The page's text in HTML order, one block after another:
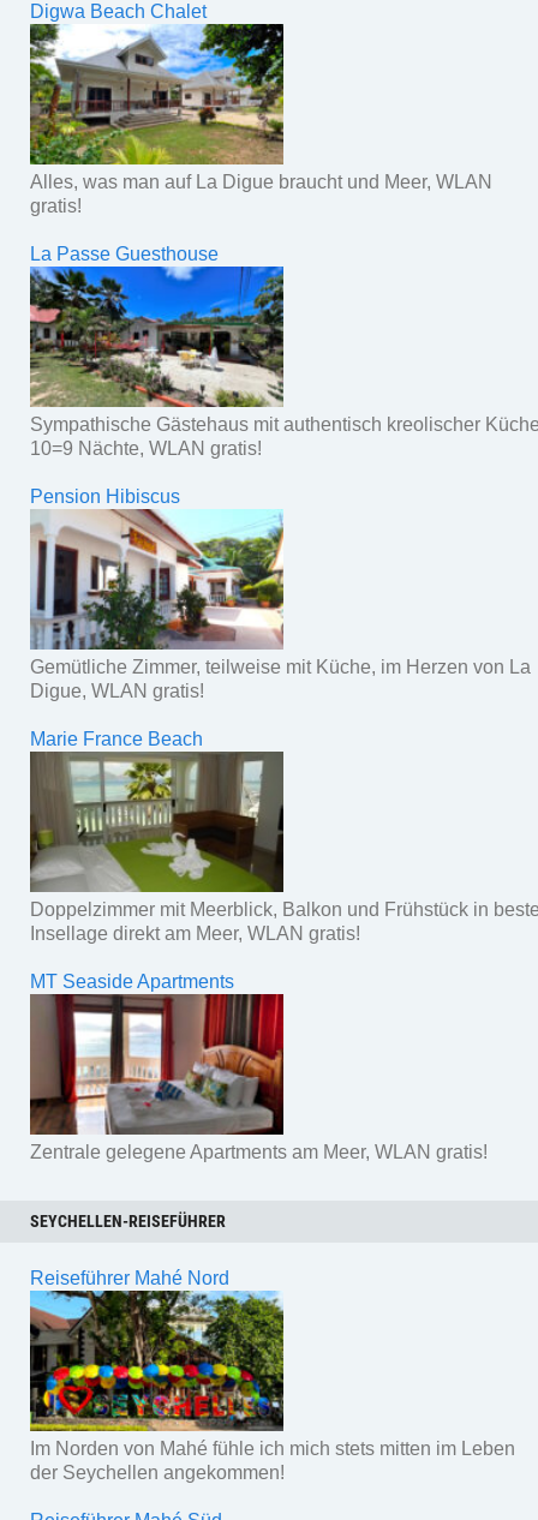
Digwa Beach Chalet
Alles, was man auf La Digue braucht und Meer, WLAN
gratis!
La Passe Guesthouse
Sympathische Gästehaus mit authentisch kreolischer
10=9 Nächte, WLAN gratis!
Pension Hibiscus
Gemütliche Zimmer, teilweise mit Küche, im Herzen von La
Digue, WLAN gratis!
Marie France Beach
Doppelzimmer mit Meerblick, Balkon und Frühstück in
Insellage direkt am Meer, WLAN gratis!
MT Seaside Apartments
Zentrale gelegene Apartments am Meer, WLAN gratis!
SEYCHELLEN-REISEFÜHRER
Reiseführer Mahé Nord
Im Norden von Mahé fühle ich mich stets mitten im Leben
der Seychellen angekommen!